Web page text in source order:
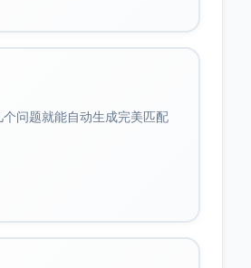
同参与，营造节约意识。
。长期坚持可形成显著的
问题就能自动生成完美匹配